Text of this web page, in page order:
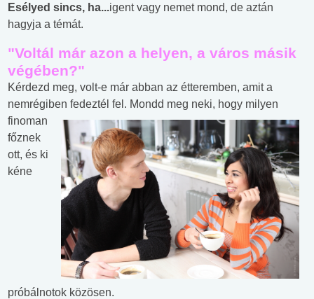
Esélyed sincs, ha...igent vagy nemet mond, de aztán
hagyja a témát.
"Voltál már azon a helyen, a város másik
végében?"
Kérdezd meg, volt-e már abban az étteremben, amit a
nemrégiben fedeztél fel. Mondd meg neki, hogy milyen
finoman
főznek
ott, és ki
kéne
próbálnotok közösen.